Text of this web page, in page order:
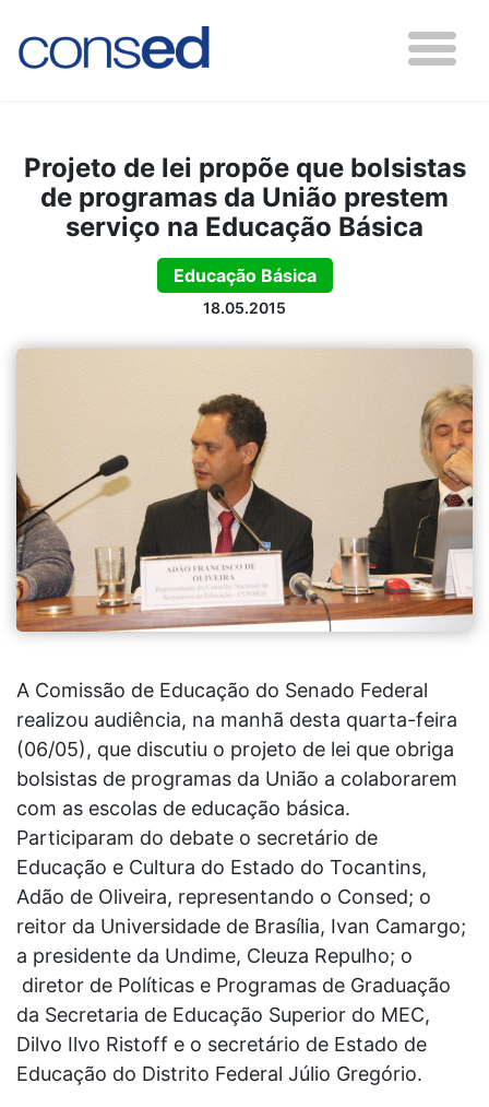
Projeto de lei propõe que bolsistas
de programas da União prestem
serviço na Educação Básica
Educação Básica
18.05.2015
A Comissão de Educação do Senado Federal
realizou audiência, na manhã desta quarta-feira
(06/05), que discutiu o projeto de lei que obriga
bolsistas de programas da União a colaborarem
com as escolas de educação básica.
Participaram do debate o secretário de
Educação e Cultura do Estado do Tocantins,
Adão de Oliveira, representando o Consed; o
reitor da Universidade de Brasília, Ivan Camargo;
a presidente da Undime, Cleuza Repulho; o
diretor de Políticas e Programas de Graduação
da Secretaria de Educação Superior do MEC,
Dilvo Ilvo Ristoff e o secretário de Estado de
Educação do Distrito Federal Júlio Gregório.